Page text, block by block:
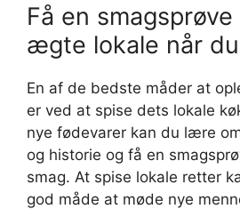
Få en
ægte lokale når
En af de bedste måder at
er ved at spise dets lokale
nye fødevarer kan du lære
og historie og få en
smag. At spise lokale retter
god måde at møde nye